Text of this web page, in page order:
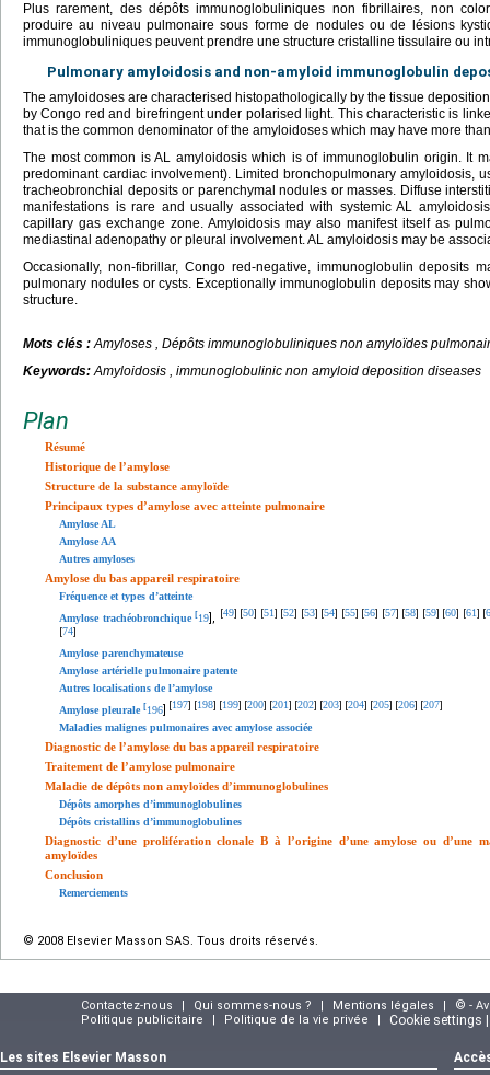
Plus rarement, des dépôts immunoglobuliniques non fibrillaires, non
produire au niveau pulmonaire sous forme de nodules ou de lésions
immunoglobuliniques peuvent prendre une structure cristalline tissulaire ou
Pulmonary amyloidosis and non-amyloid immunoglobulin
The amyloidoses are characterised histopathologically by the tissue
by Congo red and birefringent under polarised light. This characteristic is
that is the common denominator of the amyloidoses which may have more
The most common is AL amyloidosis which is of immunoglobulin origin. It
predominant cardiac involvement). Limited bronchopulmonary amyloidosis,
tracheobronchial deposits or parenchymal nodules or masses. Diffuse
manifestations is rare and usually associated with systemic AL
capillary gas exchange zone. Amyloidosis may also manifest itself as
mediastinal adenopathy or pleural involvement. AL amyloidosis may be
Occasionally, non-fibrillar, Congo red-negative, immunoglobulin deposits
pulmonary nodules or cysts. Exceptionally immunoglobulin deposits may
structure.
Mots clés :Amyloses , Dépôts immunoglobuliniques non amyloïdes
Keywords:Amyloidosis , immunoglobulinic non amyloid deposition diseases
Plan
Résumé
Historique de l’amylose
Structure de la substance amyloïde
Principaux types d’amylose avec atteinte pulmonaire
Amylose AL
Amylose AA
Autres amyloses
Amylose du bas appareil respiratoire
Fréquence et types d’atteinte
Amylose trachéobronchique[19], [49] [50] [51] [52] [53] [54] [55] [56] [57] [58] [59] [60] [61] [
[74]
Amylose parenchymateuse
Amylose artérielle pulmonaire patente
Autres localisations de l’amylose
Amylose pleurale [196] [197] [198] [199] [200] [201] [202] [203] [204] [205] [206] [207]
Maladies malignes pulmonaires avec amylose associée
Diagnostic de l’amylose du bas appareil respiratoire
Traitement de l’amylose pulmonaire
Maladie de dépôts non amyloïdes d’immunoglobulines
Dépôts amorphes d’immunoglobulines
Dépôts cristallins d’immunoglobulines
Diagnostic d’une prolifération clonale B à l’origine d’une amylose ou d’une
amyloïdes
Conclusion
Remerciements
© 2008 Elsevier Masson SAS. Tous droits réservés.
Contactez-nous | Qui sommes-nous ? | Mentions légales |
© -
Politique publicitaire
| Politique de la vie privée | Cookie settings
Les sites Elsevier Masson